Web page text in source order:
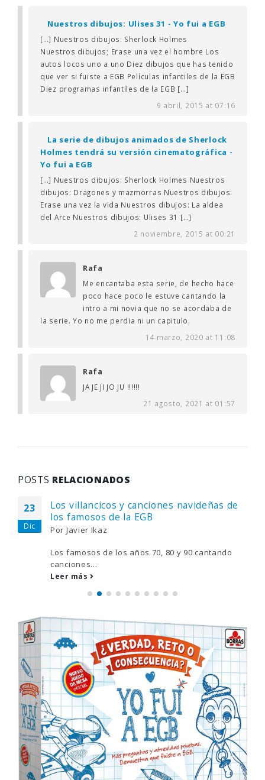
Nuestros dibujos: Ulises 31 - Yo fui a EGB
[…] Nuestros dibujos: Sherlock Holmes
Nuestros dibujos; Erase una vez el hombre Los
autos locos uno a uno Diez dibujos que has tenido
que ver si fuiste a EGB Películas infantiles de la EGB
Diez programas infantiles de la EGB […]
9 abril, 2015 at 07:16
La serie de dibujos animados de Sherlock
Holmes tendrá su versión cinematográfica -
Yo fui a EGB
[…] Nuestros dibujos: Sherlock Holmes Nuestros
dibujos: Dragones y mazmorras Nuestros dibujos:
Erase una vez la vida Nuestros dibujos: La aldea
del Arce Nuestros dibujos: Ulises 31 […]
2 noviembre, 2015 at 00:21
Rafa
Me encantaba esta serie, de hecho hace
poco hace poco le estuve cantando la
intro a mi novia que no se acordaba de
la serie. Yo no me perdia ni un capitulo.
14 marzo, 2020 at 11:08
Rafa
JA JE JI JO JU !!!!!!
21 agosto, 2021 at 01:57
POSTS RELACIONADOS
23
Dic
Los villancicos y canciones navideñas de
los famosos de la EGB
Por Javier Ikaz
Los famosos de los años 70, 80 y 90 cantando
canciones...
Leer más